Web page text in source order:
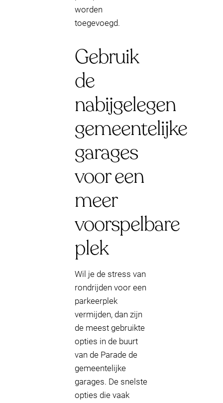
worden
toegevoegd.
Gebruik
de
nabijgelegen
gemeentelijke
garages
voor een
meer
voorspelbare
plek
Wil je de stress van
rondrijden voor een
parkeerplek
vermijden, dan zijn
de meest gebruikte
opties in de buurt
van de Parade de
gemeentelijke
garages. De snelste
opties die vaak